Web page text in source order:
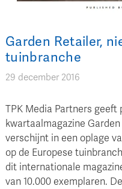
Garden Retailer,
tuinbranche
29 december 2016
TPK Media Partners geeft
kwartaalmagazine
verschijnt in een oplage
op de Europese
dit internationale
van 10.000 exemplaren.